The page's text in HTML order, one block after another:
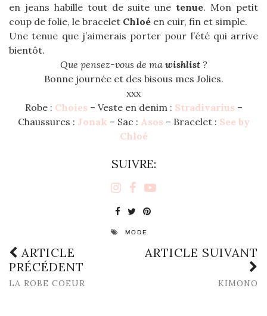
en jeans habille tout de suite une tenue. Mon petit
coup de folie, le bracelet Chloé en cuir, fin et simple.
Une tenue que j’aimerais porter pour l’été qui arrive
bientôt.
Que pensez-vous de ma wishlist?
Bonne journée et des bisous mes Jolies.
xxx
Robe : Choies – Veste en denim : Stradivarius –
Chaussures : Jonak – Sac : Asos – Bracelet : See by
Chloé
SUIVRE:
MODE
ARTICLE
PRÉCÉDENT
LA ROBE COEUR
ARTICLE SUIVANT
KIMONO